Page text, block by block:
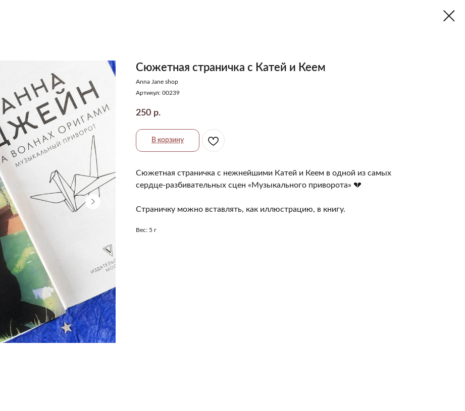
Сюжетная страничка с Катей и Кеем
Anna Jane shop
Артикул: 00239
250 р.
В корзину
Сюжетная страничка с нежнейшими Катей и Кеем в одной из самых
сердце-разбивательных сцен «Музыкального приворота» 💔
Страничку можно вставлять, как иллюстрацию, в книгу.
Вес: 5 г